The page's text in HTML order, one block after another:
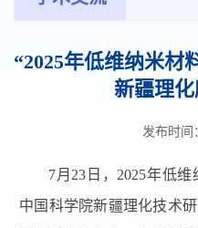
“2025年低维纳米材
新疆理
发布时间
7月23 日，2025年低维
中国科学院新疆理化技术